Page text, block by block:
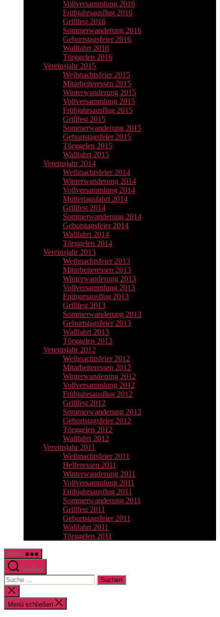
Vollversammlung 2016
Frühjahrsausflug 2016
Grillfest 2016
Sommerwanderung 2016
Geburtstagsfeier 2016
Wallfahrt 2016
Törggelen 2016
Vereinsjahr 2015
Weihnachtsfeier 2015
Mitarbeiteressen 2015
Winterwanderung 2015
Vollversammlung 2015
Frühjahrsausflug 2015
Grillfest 2015
Sommerwanderung 2015
Geburtstagsfeier 2015
Törggelen 2015
Wallfahrt 2015
Vereinsjahr 2014
Weihnachtsfeier 2014
Winterwanderung 2014
Vollversammlung 2014
Muttertagsfahrt 2014
Grillfest 2014
Sommerwanderung 2014
Gebutstagsfeier 2014
Wallfahrt 2014
Törggelen 2014
Vereinsjahr 2013
Weihnachtsfeier 2013
Mitarbeiteressen 2013
Winterwanderung 2013
Vollversammlung 2013
Frühjarsausflug 2013
Grillfest 2013
Sommerwanderung 2013
Geburtstagsfeier 2013
Wallfahrt 2013
Törggelen 2013
Vereinsjahr 2012
Weihnachtsfeier 2012
Mitarbeiteressen 2012
Winterwanderung 2012
Vollversammlung 2012
Frühjahrsausflug 2012
Grillfest 2012
Sommerwanderung 2012
Geburtstagsfeier 2012
Törggelen 2012
Wallfahrt 2012
Vereinsjahr 2011
Weihnachtsfeier 2011
Helferessen 2011
Winterwanderung 2011
Vollversammlung 2011
Frühjahrsausflug 2011
Sommerwanderung 2011
Grillfest 2011
Geburtstagsfeier 2011
Wallfahrt 2011
Törggelen 2011
Menü
Suchen
Suche
nach:
Suche
schließen
Menü schließen